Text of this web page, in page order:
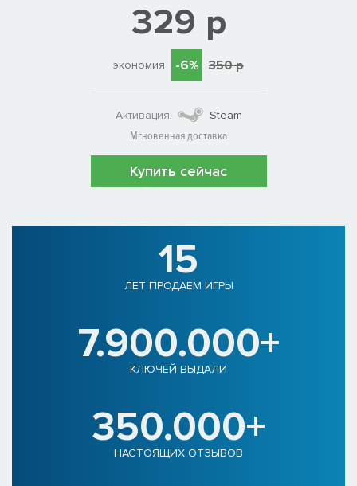
329 р
экономия -6% 350 р
Активация:
Steam
Мгновенная доставка
Купить сейчас
15
ЛЕТ ПРОДАЕМ ИГРЫ
7.900.000+
КЛЮЧЕЙ ВЫДАЛИ
350.000+
НАСТОЯЩИХ ОТЗЫВОВ